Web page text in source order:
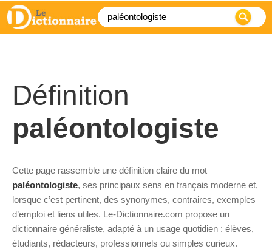
Définition
paléontologiste
Cette page rassemble une définition claire du mot
paléontologiste, ses principaux sens en français moderne et,
lorsque c’est pertinent, des synonymes, contraires, exemples
d’emploi et liens utiles. Le-Dictionnaire.com propose un
dictionnaire généraliste, adapté à un usage quotidien : élèves,
étudiants, rédacteurs, professionnels ou simples curieux.